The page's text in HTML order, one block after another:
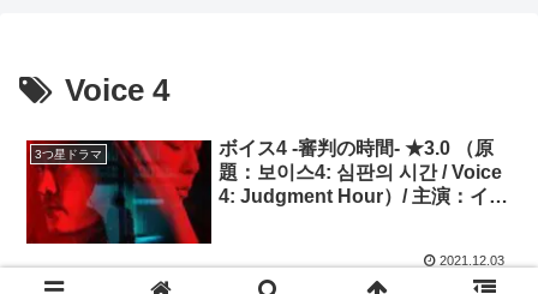
Voice 4
3つ星ドラマ
ボイス4 -審判の時間- ★3.0 （原
題：보이스4: 심판의 시간 / Voice
4: Judgment Hour）/ 主演：イ・
2021.12.03